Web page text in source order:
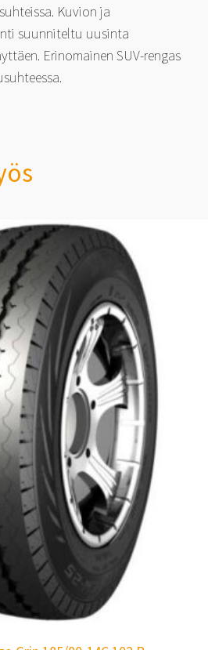
Kuvion ja
suunniteltu uusinta
Erinomainen SUV-rengas